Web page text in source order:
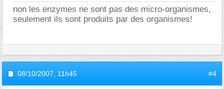
non les enzymes ne sont pas des micro-organismes,
seulement ils sont produits par des organismes!
08/10/2007, 11h45 #4